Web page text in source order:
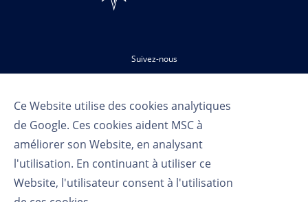
Ce Website utilise des cookies analytiques
de Google. Ces cookies aident MSC à
améliorer son Website, en analysant
l'utilisation. En continuant à utiliser ce
Website, l'utilisateur consent à l'utilisation
Suivez-nous